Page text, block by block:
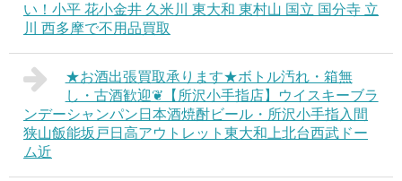
い！小平 花小金井 久米川 東大和 東村山 国立 国分寺 立
川 西多摩で不用品買取
★お酒出張買取承ります★ボトル汚れ・箱無
し・古酒歓迎❦【所沢小手指店】ウイスキーブラ
ンデーシャンパン日本酒焼酎ビール・所沢小手指入間
狭山飯能坂戸日高アウトレット東大和上北台西武ドー
ム近